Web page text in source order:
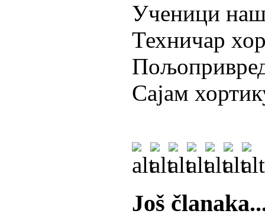
Ученици
Техничар
Сајам
Još